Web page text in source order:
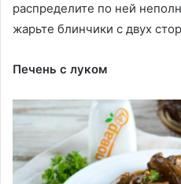
распределите по ней
жарьте блинчики с двух
Печень с луком